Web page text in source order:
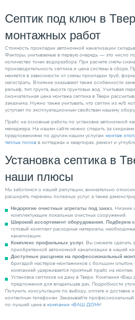
Септик под ключ в
монтажных работ
Стоимость прокладки автономной канализации
Факторы, учитываемые в первую очередь — это число
количество точек водоразбора. При расчете сметы
производительность септика и цена системы в сборе.
меняется в зависимости от схемы прокладки труб,
магистраль. Влияние оказывают также особенности
рельеф, тип грунта, высота грунтовых вод. Учитывая
окончательная цена монтажа септика в Твери
заказчика. Нужно также учитывать, что септик из ж/б
уступает по эксплуатационным свойствам нашему
Прайс на основные работы по установке автономной
менеджера. На нашем сайте можно следить за
предложениями по другим нашим услугам: монтаж
теплых полов в коттеджах и квартирах, ремонт и
Установка септика в
наши плюсы
Мы заботимся о нашей репутации, внимательно
расширять перечень полезных услуг, а также
Недорогие очистные агрегаты под заказ.
Низкие
комплектующие локальных очистных сооружений.
Широкий ассортимент оборудования. Подберем
готовый комплект расходные материалы,
канализации.
Комплекс профильных услуг. Вы сможете сделать
приобретенной автономной канализации в нашей
Доступные расценки на профессиональный
бригадой мастеров-монтажников с большим опытом,
компанией удерживается приятный прайс на монтаж.
Установка септиков на дачу в Твери. Компания «Ваш
предложения для владельцев дач. Подробности
Получить консультацию по выбору, оплате и доставке
контактным телефонам. Заказывайте
по лучшей цене в компании «ВАШ ДОМ»!